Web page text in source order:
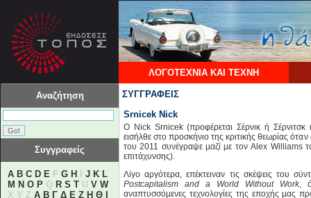
ΛΟΓΟΤΕΧΝΙΑ ΚΑΙ ΤΕΧΝΗ
Αναζήτηση
Συγγραφείς
A B C D E F G H J K L
M N O P Q R S T U V W
X Y Z Α Β Γ Δ Ε Ζ Η Θ
ΣΥΓΓΡΑΦΕΙΣ
Srnicek Nick
O Nick Srnicek (προφέρεται Σέρνικ ή Σέρνιτσκ
εισήλθε στο προσκήνιο της κριτικής θεωρίας
του 2011 συνέγραψε µαζί µε τον Alex Williams
επιτάχυνσης).
Λίγο αργότερα, επέκτειναν τις σκέψεις του
Postcapitalism and a World Without Work,
αναπτυσσόµενες τεχνολογίες της εποχής µας